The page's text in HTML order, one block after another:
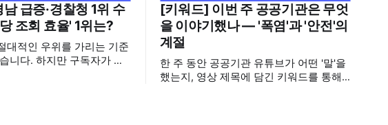
주
급증·경찰청 1위 수
조회 효율' 1위는?
대적인 우위를 가리는 기준
니다. 하지만 구독자가 많
2026년 7월 5주
[키워드] 이번 주 공공기관은 무엇
을 이야기했나 — '폭염'과 '안전'의
계절
한 주 동안 공공기관 유튜브가 어떤 '말'을
했는지, 영상 제목에 담긴 키워드를 통해